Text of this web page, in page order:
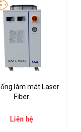
làm mát Laser
Fiber
Liên hệ